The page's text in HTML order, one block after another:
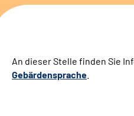
Suche
An dieser Stelle finden Sie
Gebärdensprache